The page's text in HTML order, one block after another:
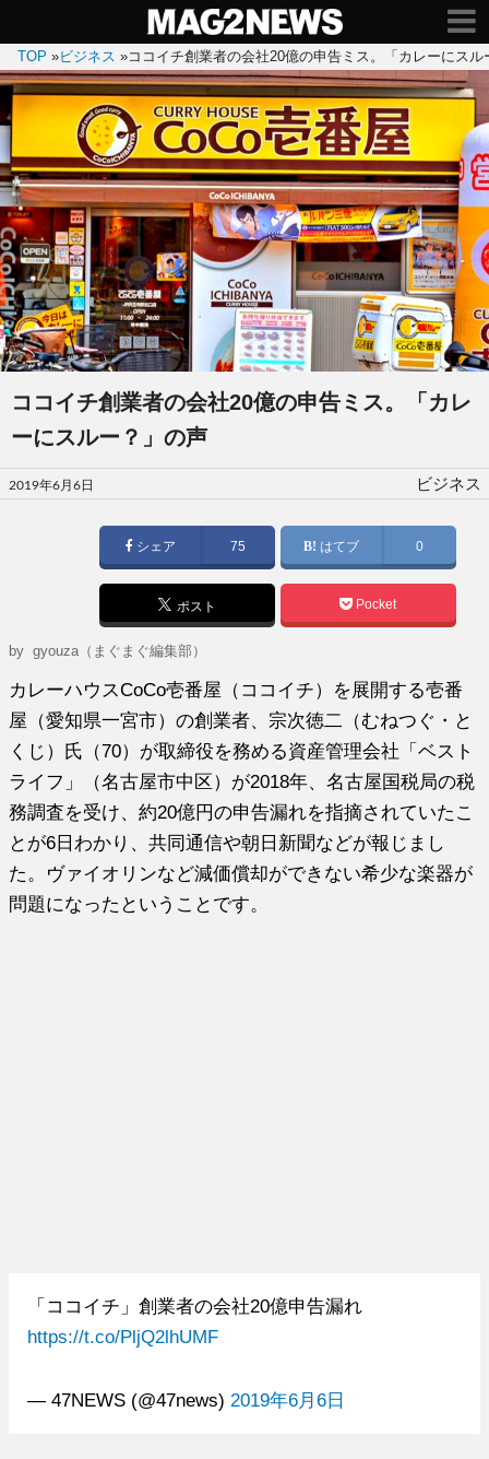
TOP »ビジネス »ココイチ創業者の会社20億の申告ミス。「カレーにスル
ココイチ創業者の会社20億の申告ミス。「カレ
ーにスルー？」の声
投
稿
2019年6月6日 ビジネス
シェア 75 はてブ 0
ポスト Pocket
by gyouza（まぐまぐ編集部）
カレーハウスCoCo壱番屋（ココイチ）を展開する壱番
屋（愛知県一宮市）の創業者、宗次徳二（むねつぐ・と
くじ）氏（70）が取締役を務める資産管理会社「ベスト
ライフ」（名古屋市中区）が2018年、名古屋国税局の税
務調査を受け、約20億円の申告漏れを指摘されていたこ
とが6日わかり、共同通信や朝日新聞などが報じまし
た。ヴァイオリンなど減価償却ができない希少な楽器が
問題になったということです。
「ココイチ」創業者の会社20億申告漏れ
https://t.co/PljQ2lhUMF
— 47NEWS (@47news) 2019年6月6日